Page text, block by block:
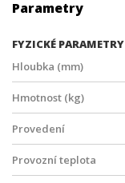
Parametry
FYZICKÉ PARAMETRY
Hloubka (mm)
Hmotnost (kg)
Provedení
Provozní teplota